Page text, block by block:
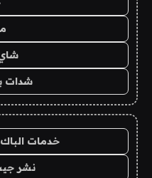
شدات
خدمات
نشر